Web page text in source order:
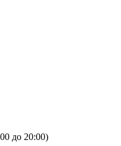
до 20:00)